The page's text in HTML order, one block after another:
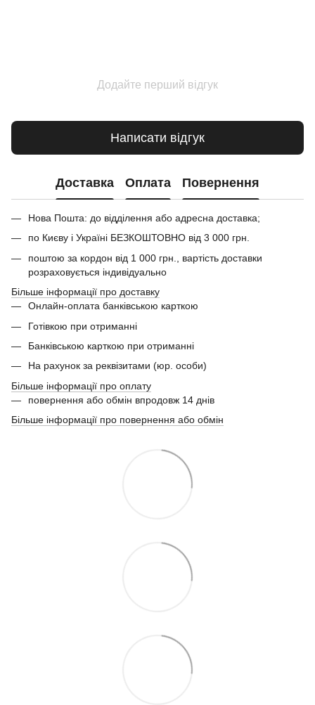
Додайте перший відгук
Написати відгук
Доставка Оплата Повернення
Нова Пошта: до відділення або адресна доставка;
по Києву і Україні БЕЗКОШТОВНО від 3 000 грн.
поштою за кордон від 1 000 грн., вартість доставки
розраховується індивідуально
Більше інформації про доставку
Онлайн-оплата банківською карткою
Готівкою при отриманні
Банківською карткою при отриманні
На рахунок за реквізитами (юр. особи)
Більше інформації про оплату
повернення або обмін впродовж 14 днів
Більше інформації про повернення або обмін